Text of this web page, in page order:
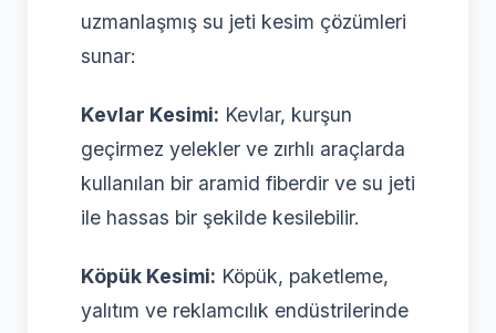
uzmanlaşmış su jeti kesim çözümleri
sunar:
Kevlar Kesimi: Kevlar, kurşun
geçirmez yelekler ve zırhlı araçlarda
kullanılan bir aramid fiberdir ve su jeti
ile hassas bir şekilde kesilebilir.
Köpük Kesimi: Köpük, paketleme,
yalıtım ve reklamcılık endüstrilerinde